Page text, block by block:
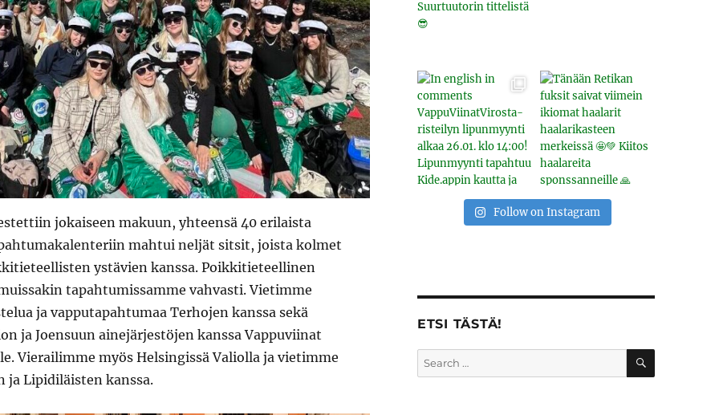
jokaiseen makuun, yhteensä 40 erilaista
mahtui neljät sitsit, joista kolmet
ystävien kanssa. Poikkitieteellinen
tapahtumissamme vahvasti. Vietimme
ja vapputapahtumaa Terhojen kanssa sekä
ja Joensuun ainejärjestöjen kanssa Vappuviinat
Vierailimme myös Helsingissä Valiolla ja vietimme
ja Lipidiläisten kanssa.
Follow on Instagram
ETSI TÄSTÄ!
Search
for:
SEARCH